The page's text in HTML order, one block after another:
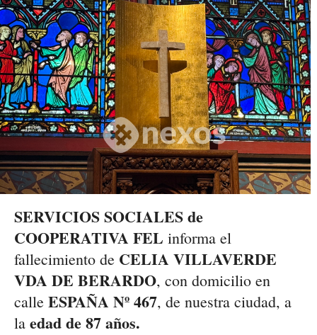
SERVICIOS SOCIALES de
COOPERATIVA FEL informa el
fallecimiento de CELIA VILLAVERDE
VDA DE BERARDO, con domicilio en
calle ESPAÑA Nº 467, de nuestra ciudad, a
la edad de 87 años.